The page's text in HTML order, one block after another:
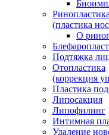
Ринопластика
(пластика
О
Подтяжка
Отопластика
(коррекция
Пластика
Липосакция
Липофилинг
Интимная
Удаление